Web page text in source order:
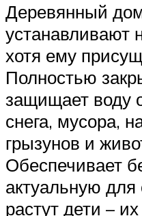
Деревянный
устанавливают
хотя ему
Полностью
защищает воду
снега, мусора,
грызунов и
Обеспечивает
актуальную
растут дети –